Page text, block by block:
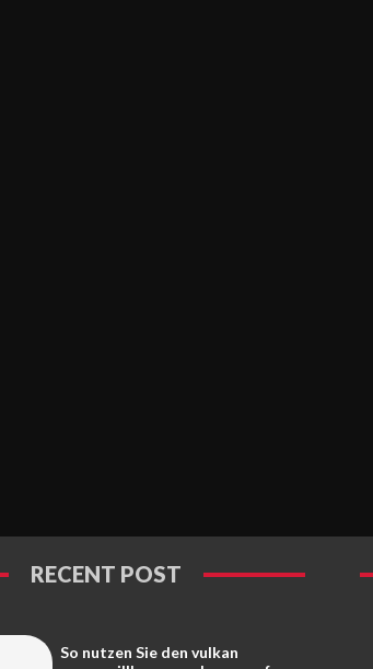
RECENT POST
So nutzen Sie den vulkan